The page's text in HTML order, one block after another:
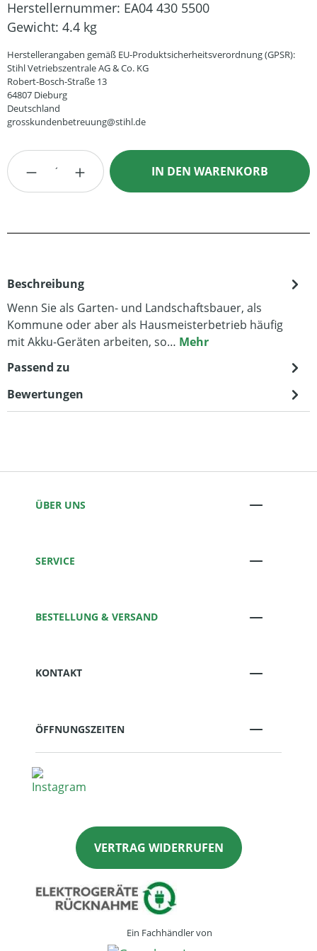
Herstellernummer: EA04 430 5500
Gewicht: 4.4 kg
Herstellerangaben gemäß EU-Produktsicherheitsverordnung (GPSR):
Stihl Vetriebszentrale AG & Co. KG
Robert-Bosch-Straße 13
64807 Dieburg
Deutschland
grosskundenbetreuung@stihl.de
Produkt Anzahl: Gib den gewünschten
IN DEN WARENKORB
Beschreibung
Wenn Sie als Garten- und Landschaftsbauer, als
Kommune oder aber als Hausmeisterbetrieb häufig
mit Akku-Geräten arbeiten, so… Mehr
Passend zu
Bewertungen
ÜBER UNS
SERVICE
BESTELLUNG & VERSAND
KONTAKT
ÖFFNUNGSZEITEN
VERTRAG WIDERRUFEN
Ein Fachhändler von